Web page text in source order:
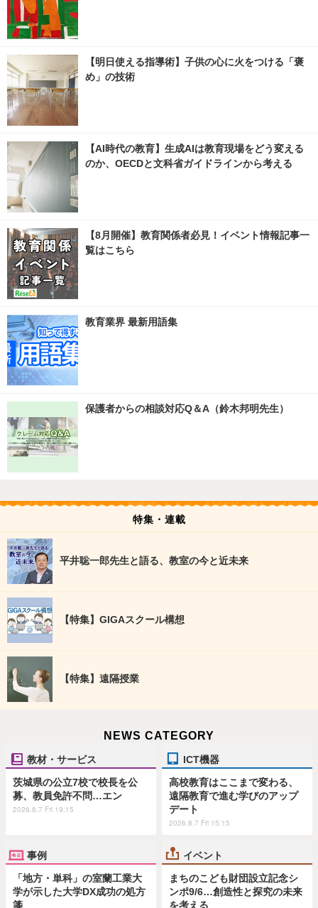
【明日使える指導術】子供の心に火をつける「褒
め」の技術
【AI時代の教育】生成AIは教育現場をどう変える
のか、OECDと文科省ガイドラインから考える
【8月開催】教育関係者必見！イベント情報記事一
覧はこちら
教育業界 最新用語集
保護者からの相談対応Q＆A（鈴木邦明先生）
特集・連載
平井聡一郎先生と語る、教室の今と近未来
【特集】GIGAスクール構想
【特集】遠隔授業
NEWS CATEGORY
教材・サービス
茨城県の公立7校で校長を公
募、教員免許不問…エン
2026.8.7 Fri 19:15
ICT機器
高校教育はここまで変わる、
遠隔教育で進む学びのアップ
デート
2026.8.7 Fri 15:15
事例
「地方・単科」の室蘭工業大
学が示した大学DX成功の処方
箋
イベント
まちのこども財団設立記念シ
ンポ9/6…創造性と探究の未来
を考える